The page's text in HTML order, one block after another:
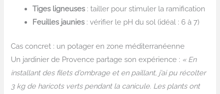
Tiges ligneuses: tailler pour stimuler la ramification
Feuilles jaunies: vérifier le pH du sol (idéal : 6 à 7)
Cas concret : un potager en zone méditerranéenne
Un jardinier de Provence partage son expérience : « En
installant des filets d’ombrage et en paillant, j’ai pu récolter
3 kg de haricots verts pendant la canicule. Les plants ont